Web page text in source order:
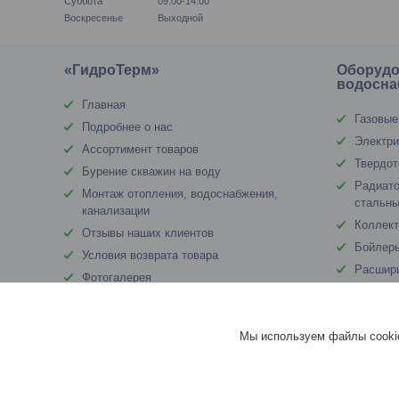
Воскресенье
Выходной
«ГидроТерм»
Главная
Подробнее о нас
Ассортимент товаров
Бурение скважин на воду
Монтаж отопления, водоснабжения,
канализации
Отзывы наших клиентов
Условия возврата товара
Фотогалерея
Мы используем файлы